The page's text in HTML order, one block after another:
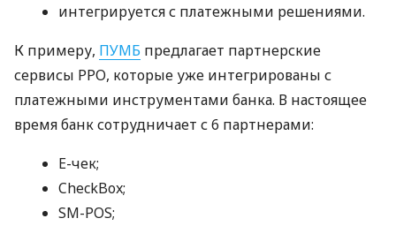
интегрируется с платежными решениями.
К примеру, ПУМБ предлагает партнерские
сервисы РРО, которые уже интегрированы с
платежными инструментами банка. В настоящее
время банк сотрудничает с 6 партнерами:
E-чек;
CheckBox;
SM-POS;